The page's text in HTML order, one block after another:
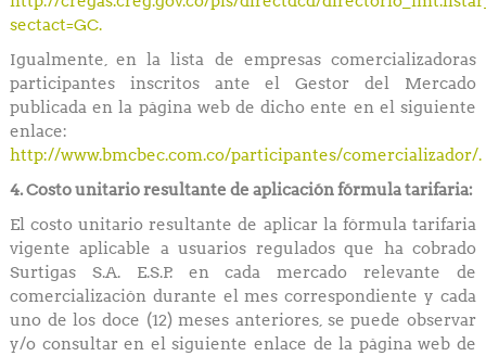
sectact=GC.
Igualmente, en la lista de empresas comercializadoras
participantes inscritos ante el Gestor del Mercado
publicada en la página web de dicho ente en el siguiente
enlace:
http://www.bmcbec.com.co/participantes/comercializador/.
4. Costo unitario resultante de aplicación fórmula tarifaria:
El costo unitario resultante de aplicar la fórmula tarifaria
vigente aplicable a usuarios regulados que ha cobrado
Surtigas S.A. E.S.P. en cada mercado relevante de
comercialización durante el mes correspondiente y cada
uno de los doce (12) meses anteriores, se puede observar
y/o consultar en el siguiente enlace de la página web de